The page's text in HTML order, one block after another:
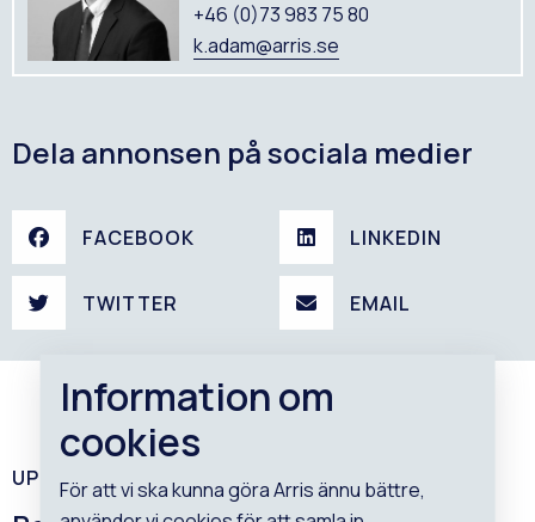
+46 (0)73 983 75 80
k.adam@arris.se
Dela annonsen på sociala medier
FACEBOOK LINKEDIN
TWITTER EMAIL
UPPTÄCK VÅRA PROJEKT
Information om
cookies
För att vi ska kunna göra Arris ännu bättre,